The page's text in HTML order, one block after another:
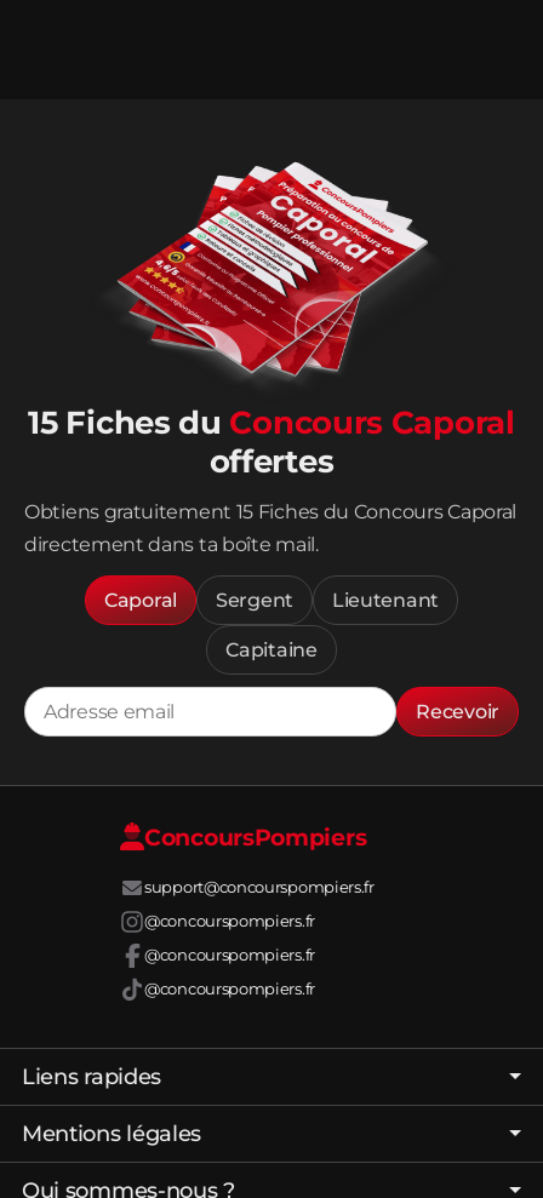
15 Fiches du Concours Caporal
offertes
Obtiens gratuitement 15 Fiches du Concours Caporal
directement dans ta boîte mail.
Caporal Sergent Lieutenant
Capitaine
Recevoir
ConcoursPompiers
support@concourspompiers.fr
@concourspompiers.fr
@concourspompiers.fr
@concourspompiers.fr
Liens rapides
Page d'accueil
Forum
Mentions légales
C.G.V. - C.G.U.
Qui sommes-nous ?